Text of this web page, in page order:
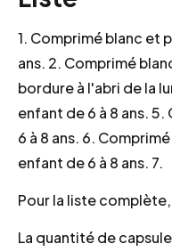
1. Comprimé blanc et
ans. 2. Comprimé
bordure à l'abri de la
enfant de 6 à 8 ans.
6 à 8 ans. 6.
enfant de 6 à 8 ans. 7.
Pour la liste
La quantité de